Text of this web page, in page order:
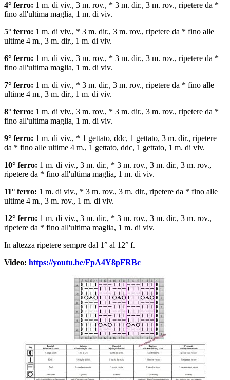
4° ferro: 1 m. di viv., 3 m. rov., * 3 m. dir., 3 m. rov., ripetere da *
fino all'ultima maglia, 1 m. di viv.
5° ferro: 1 m. di viv., * 3 m. dir., 3 m. rov., ripetere da * fino alle
ultime 4 m., 3 m. dir., 1 m. di viv.
6° ferro: 1 m. di viv., 3 m. rov., * 3 m. dir., 3 m. rov., ripetere da *
fino all'ultima maglia, 1 m. di viv.
7° ferro: 1 m. di viv., * 3 m. dir., 3 m. rov., ripetere da * fino alle
ultime 4 m., 3 m. dir., 1 m. di viv.
8° ferro: 1 m. di viv., 3 m. rov., * 3 m. dir., 3 m. rov., ripetere da *
fino all'ultima maglia, 1 m. di viv.
9° ferro: 1 m. di viv., * 1 gettato, ddc, 1 gettato, 3 m. dir., ripetere
da * fino alle ultime 4 m., 1 gettato, ddc, 1 gettato, 1 m. di viv.
10° ferro: 1 m. di viv., 3 m. dir., * 3 m. rov., 3 m. dir., 3 m. rov.,
ripetere da * fino all'ultima maglia, 1 m. di viv.
11° ferro: 1 m. di viv., * 3 m. rov., 3 m. dir., ripetere da * fino alle
ultime 4 m., 3 m. rov., 1 m. di viv.
12° ferro: 1 m. di viv., 3 m. dir., * 3 m. rov., 3 m. dir., 3 m. rov.,
ripetere da * fino all'ultima maglia, 1 m. di viv.
In altezza ripetere sempre dal 1° al 12° f.
Video: https://youtu.be/FpA4Y8pFRBc